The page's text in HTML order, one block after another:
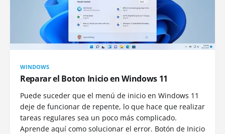
WINDOWS
Reparar el Boton Inicio en Windows 11
Puede suceder que el menú de inicio en Windows 11
deje de funcionar de repente, lo que hace que realizar
tareas regulares sea un poco más complicado.
Aprende aquí como solucionar el error. Botón de Inicio